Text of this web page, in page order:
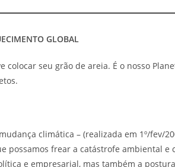
GLOBAL
seu grão de areia. É o nosso
climática – (realizada em 1º/fev/
possamos frear a catástrofe ambiental e
e empresarial, mas também a